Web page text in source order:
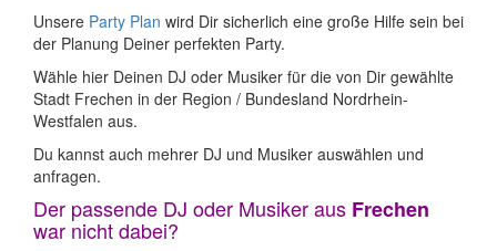
Unsere Party Plan wird Dir sicherlich eine große Hilfe sein bei
der Planung Deiner perfekten Party.
Wähle hier Deinen DJ oder Musiker für die von Dir gewählte
Stadt Frechen in der Region / Bundesland Nordrhein-
Westfalen aus.
Du kannst auch mehrer DJ und Musiker auswählen und
anfragen.
Der passende DJ oder Musiker aus Frechen
war nicht dabei?